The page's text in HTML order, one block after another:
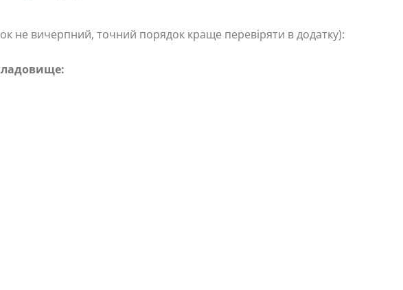
не вичерпний, точний порядок краще перевіряти в додатку):